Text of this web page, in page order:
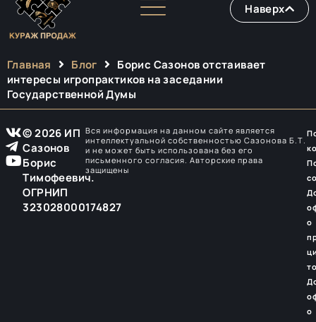
Наверх
Главная Блог
Борис Сазонов отстаивает
интересы игропрактиков на заседании
Государственной Думы
© 2026 ИП
Сазонов
Борис
Тимофеевич.
ОГРНИП
323028000174827
Вся информация на данном сайте является
интеллектуальной собственностью Сазонова Б.Т.
и не может быть использована без его
письменного согласия. Авторские права
защищены
о
о